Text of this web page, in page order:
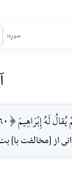
سوره:
لَهُ إِبْرَاهِيمَ [60]
از [مخالفت با]